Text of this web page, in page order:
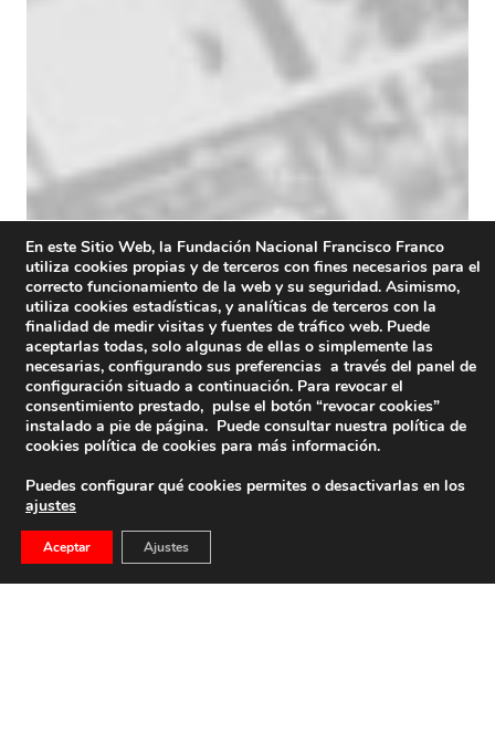
En este Sitio Web, la Fundación Nacional Francisco Franco
utiliza cookies propias y de terceros con fines necesarios para el
correcto funcionamiento de la web y su seguridad. Asimismo,
utiliza cookies estadísticas, y analíticas de terceros con la
finalidad de medir visitas y fuentes de tráfico web. Puede
aceptarlas todas, solo algunas de ellas o simplemente las
necesarias, configurando sus preferencias a través del panel de
configuración situado a continuación. Para revocar el
consentimiento prestado, pulse el botón “revocar cookies”
instalado a pie de página. Puede consultar nuestra política de
cookies política de cookies para más información.
Puedes configurar qué cookies permites o desactivarlas en los
ajustes
Aceptar Ajustes